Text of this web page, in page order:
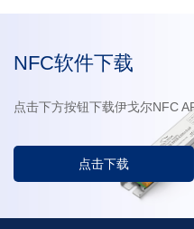
NFC软件下载
点击下方按钮下载伊戈尔NFC
点击下载